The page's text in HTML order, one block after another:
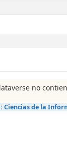
no
Ciencias de la